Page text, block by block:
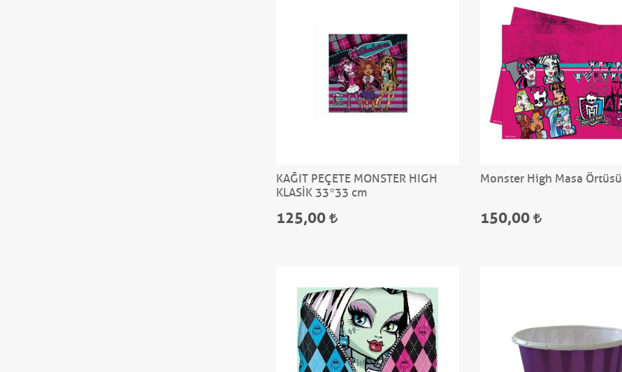
KAĞIT PEÇETE MONSTER HIGH
KLASİK 33*33 cm
125,00
Monster High Masa Örtüsü
150,00